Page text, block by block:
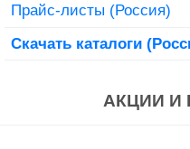
Прайс-листы (Россия)
Скачать каталоги
АКЦИИ И